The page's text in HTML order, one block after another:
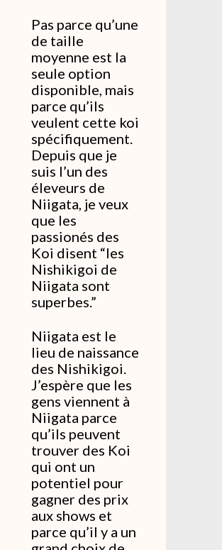
Pas parce qu’une
de taille
moyenne est la
seule option
disponible, mais
parce qu’ils
veulent cette koi
spécifiquement.
Depuis que je
suis l’un des
éleveurs de
Niigata, je veux
que les
passionés des
Koi disent “les
Nishikigoi de
Niigata sont
superbes.”
Niigata est le
lieu de naissance
des Nishikigoi.
J’espère que les
gens viennent à
Niigata parce
qu’ils peuvent
trouver des Koi
qui ont un
potentiel pour
gagner des prix
aux shows et
parce qu’il y a un